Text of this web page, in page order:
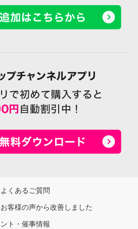
よくあるご質問
お客様の声から改善しました
ト・催事情報